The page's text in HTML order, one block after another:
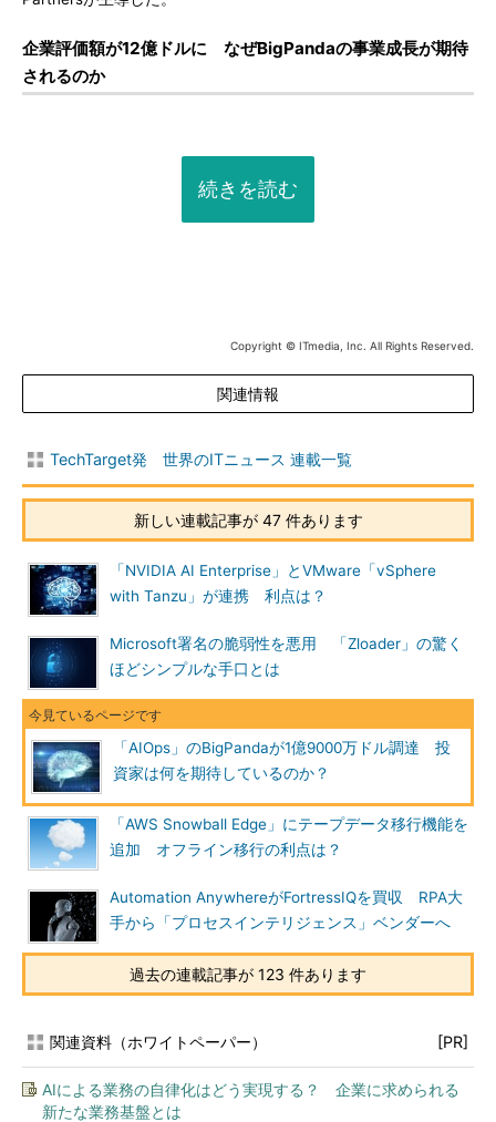
企業評価額が12億ドルに なぜBigPandaの事業成長が期待
されるのか
続きを読む
Copyright © ITmedia, Inc. All Rights Reserved.
関連情報
TechTarget発 世界のITニュース 連載一覧
新しい連載記事が 47 件あります
「NVIDIA AI Enterprise」とVMware「vSphere
with Tanzu」が連携 利点は？
Microsoft署名の脆弱性を悪用 「Zloader」の驚く
ほどシンプルな手口とは
「AIOps」のBigPandaが1億9000万ドル調達 投
資家は何を期待しているのか？
「AWS Snowball Edge」にテープデータ移行機能を
追加 オフライン移行の利点は？
Automation AnywhereがFortressIQを買収 RPA大
手から「プロセスインテリジェンス」ベンダーへ
過去の連載記事が 123 件あります
関連資料（ホワイトペーパー） [PR]
AIによる業務の自律化はどう実現する？ 企業に求められる
新たな業務基盤とは